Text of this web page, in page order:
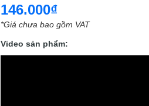
146.000₫
*Giá chưa bao gồm VAT
Video sản phẩm: